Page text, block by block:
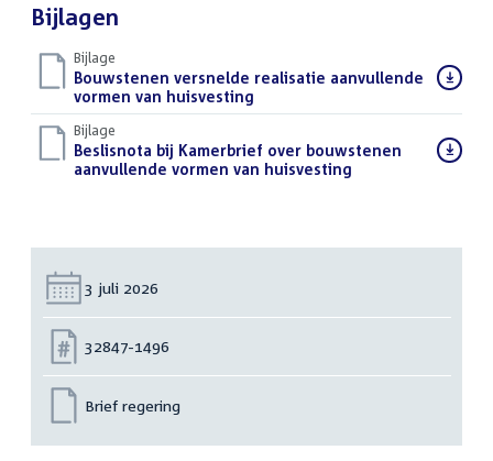
Bijlagen
Bijlage
Download
bestand:
Bouwstenen versnelde realisatie aanvullende
vormen van huisvesting
Bijlage
Download
bestand:
Beslisnota bij Kamerbrief over bouwstenen
aanvullende vormen van huisvesting
Datum:
3 juli 2026
Nummer:
32847-1496
Brief regering